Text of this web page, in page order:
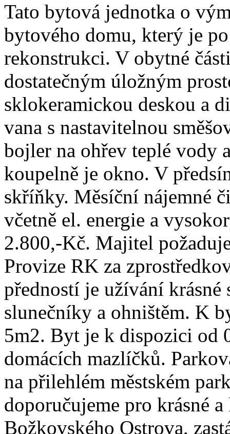
Tato bytová jednotka o
bytového domu, který je
rekonstrukci. V obytné
dostatečným úložným
sklokeramickou deskou a
vana s nastavitelnou
bojler na ohřev teplé vody
koupelně je okno. V
skříňky. Měsíční nájemné
včetně el. energie a
2.800,-Kč. Majitel
Provize RK za
předností je užívání krásné
slunečníky a ohništěm. K
5m2. Byt je k dispozici od
domácích mazlíčků.
na přilehlém městském
doporučujeme pro krásné
Božkovského Ostrova,